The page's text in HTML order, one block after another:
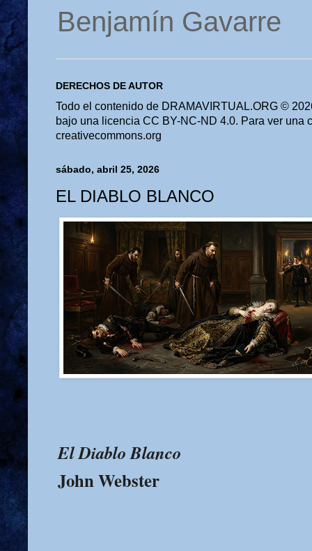
Benjamín Gavarre
DERECHOS DE AUTOR
Todo el contenido de DRAMAVIRTUAL.ORG ©
bajo una licencia CC BY-NC-ND 4.0. Para ver una
creativecommons.org
sábado, abril 25, 2026
EL DIABLO BLANCO
El Diablo Blanco
John Webster